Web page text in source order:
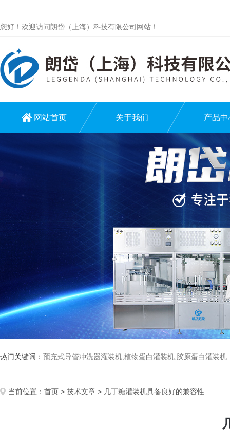
您好！欢迎访问朗岱（上海）科技有限公司网站！
网站首页 关于我们 产品中
热门关键词： 预充式导管冲洗器灌装机,植物蛋白灌装机,胶原蛋白灌装机
当前位置： 首页 > 技术文章 > 几丁糖灌装机具备良好的兼容性